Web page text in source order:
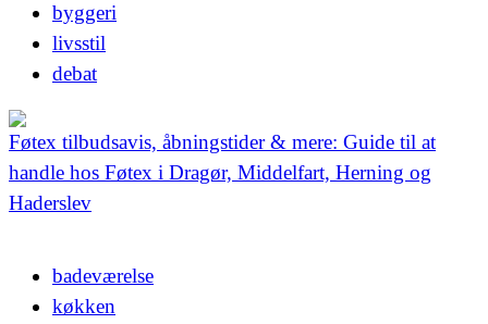
byggeri
livsstil
debat
Føtex tilbudsavis, åbningstider & mere: Guide til at
handle hos Føtex i Dragør, Middelfart, Herning og
Haderslev
badeværelse
køkken